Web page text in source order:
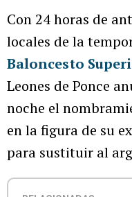
Con 24 horas de
locales de la
Baloncesto
Leones de Ponce
noche el
en la figura de su
para sustituir al